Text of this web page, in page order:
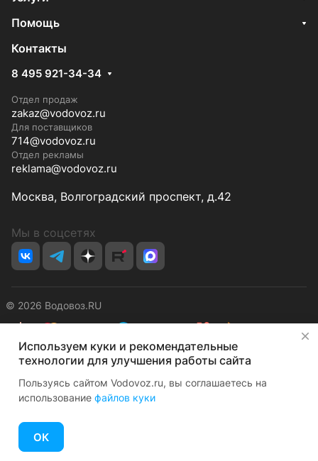
Помощь
Контакты
8 495 921-34-34
Отдел продаж
zakaz@vodovoz.ru
Для поставщиков
714@vodovoz.ru
Отдел рекламы
reklama@vodovoz.ru
Москва, Волгоградский проспект, д.42
Мы в соцсетях
© 2026 Водовоз.RU
КонфиденциальностьОферта
Главная
Используем куки и рекомендательные
технологии для улучшения работы сайта
Пользуясь сайтом Vodovoz.ru, вы соглашаетесь на
использование файлов куки
ОК